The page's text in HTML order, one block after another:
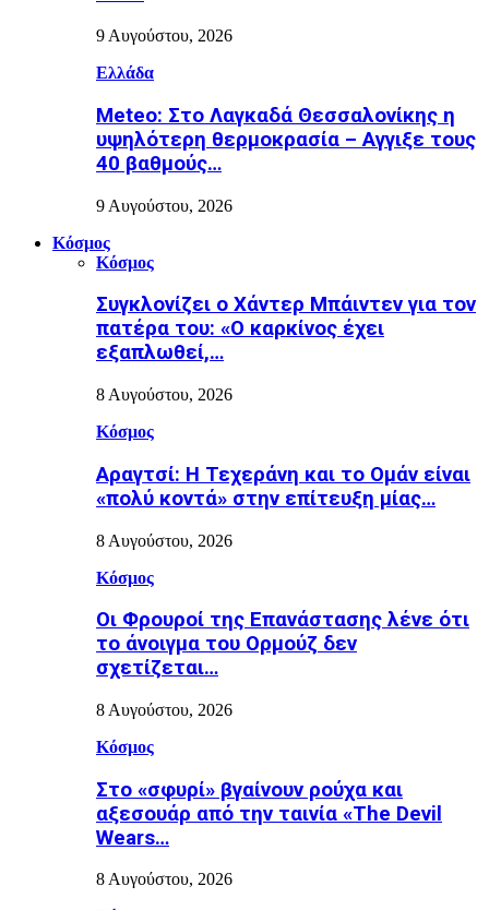
9 Αυγούστου, 2026
Ελλάδα
Meteo: Στο Λαγκαδά Θεσσαλονίκης η
υψηλότερη θερμοκρασία – Αγγιξε τους
40 βαθμούς…
9 Αυγούστου, 2026
Κόσμος
Κόσμος
Συγκλονίζει ο Χάντερ Μπάιντεν για τον
πατέρα του: «Ο καρκίνος έχει
εξαπλωθεί,…
8 Αυγούστου, 2026
Κόσμος
Αραγτσί: Η Τεχεράνη και το Ομάν είναι
«πολύ κοντά» στην επίτευξη μίας…
8 Αυγούστου, 2026
Κόσμος
Οι Φρουροί της Επανάστασης λένε ότι
το άνοιγμα του Ορμούζ δεν
σχετίζεται…
8 Αυγούστου, 2026
Κόσμος
Στο «σφυρί» βγαίνουν ρούχα και
αξεσουάρ από την ταινία «The Devil
Wears…
8 Αυγούστου, 2026